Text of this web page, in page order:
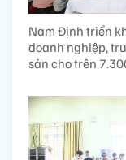
Nam Định triển
doanh nghiệp,
sản cho trên